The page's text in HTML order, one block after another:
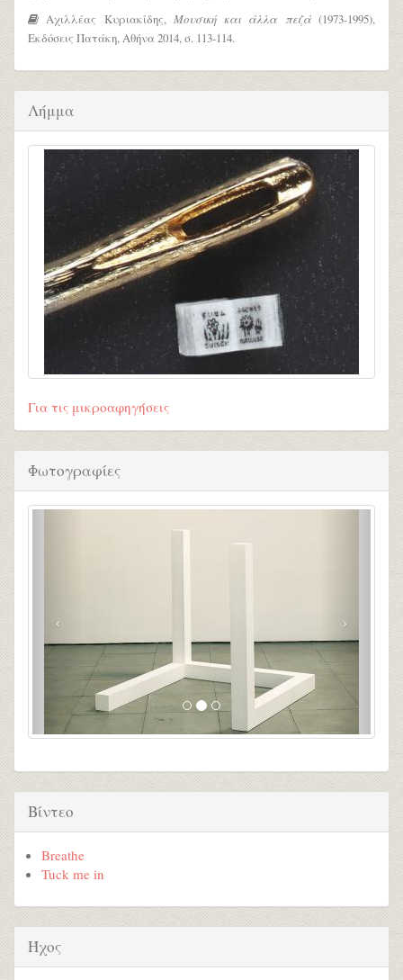
Αχιλλέας Κυριακίδης, Μουσική και άλλα πεζά(1973-1995),
Εκδόσεις Πατάκη, Αθήνα 2014, σ. 113-114.
Λήμμα
Για τις μικροαφηγήσεις
Φωτογραφίες
Βίντεο
Breathe
Tuck me in
Ήχος